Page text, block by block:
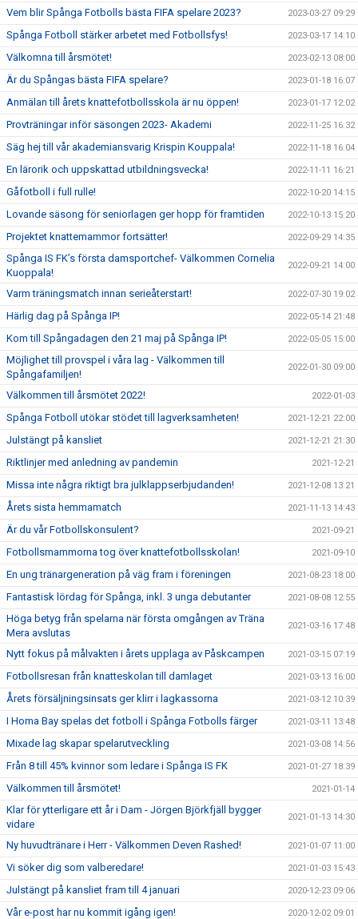
Vem blir Spånga Fotbolls bästa FIFA spelare 2023? 2023-03-27 09:29
Spånga Fotboll stärker arbetet med Fotbollsfys! 2023-03-17 14:10
Välkomna till årsmötet! 2023-02-13 08:00
Är du Spångas bästa FIFA spelare? 2023-01-18 16:07
Anmälan till årets knattefotbollsskola är nu öppen! 2023-01-17 12:02
Provträningar inför säsongen 2023- Akademi 2022-11-25 16:32
Säg hej till vår akademiansvarig Krispin Kouppala! 2022-11-18 16:04
En lärorik och uppskattad utbildningsvecka! 2022-11-11 16:21
Gåfotboll i full rulle! 2022-10-20 14:15
Lovande säsong för seniorlagen ger hopp för framtiden 2022-10-13 15:20
Projektet knattemammor fortsätter! 2022-09-29 14:35
Spånga IS FK’s första damsportchef- Välkommen Cornelia
Kuoppala!
2022-09-21 14:00
Varm träningsmatch innan serieåterstart! 2022-07-30 19:02
Härlig dag på Spånga IP! 2022-05-14 21:48
Kom till Spångadagen den 21 maj på Spånga IP! 2022-05-05 15:00
Möjlighet till provspel i våra lag - Välkommen till
Spångafamiljen!
2022-01-30 09:00
Välkommen till årsmötet 2022! 2022-01-03
Spånga Fotboll utökar stödet till lagverksamheten! 2021-12-21 22:00
Julstängt på kansliet 2021-12-21 21:30
Riktlinjer med anledning av pandemin 2021-12-21
Missa inte några riktigt bra julklappserbjudanden! 2021-12-08 13:21
Årets sista hemmamatch 2021-11-13 14:43
Är du vår Fotbollskonsulent? 2021-09-21
Fotbollsmammorna tog över knattefotbollsskolan! 2021-09-10
En ung tränargeneration på väg fram i föreningen 2021-08-23 18:00
Fantastisk lördag för Spånga, inkl. 3 unga debutanter 2021-08-08 12:55
Höga betyg från spelarna när första omgången av Träna
Mera avslutas
2021-03-16 17:48
Nytt fokus på målvakten i årets upplaga av Påskcampen 2021-03-15 07:19
Fotbollsresan från knatteskolan till damlaget 2021-03-13 16:00
Årets försäljningsinsats ger klirr i lagkassorna 2021-03-12 10:39
I Homa Bay spelas det fotboll i Spånga Fotbolls färger 2021-03-11 13:48
Mixade lag skapar spelarutveckling 2021-03-08 14:56
Från 8 till 45% kvinnor som ledare i Spånga IS FK 2021-01-27 18:39
Välkommen till årsmötet! 2021-01-14
Klar för ytterligare ett år i Dam - Jörgen Björkfjäll bygger
vidare
2021-01-13 14:30
Ny huvudtränare i Herr - Välkommen Deven Rashed! 2021-01-07 11:00
Vi söker dig som valberedare! 2021-01-03 15:43
Julstängt på kansliet fram till 4 januari 2020-12-23 09:06
Vår e-post har nu kommit igång igen! 2020-12-02 09:01